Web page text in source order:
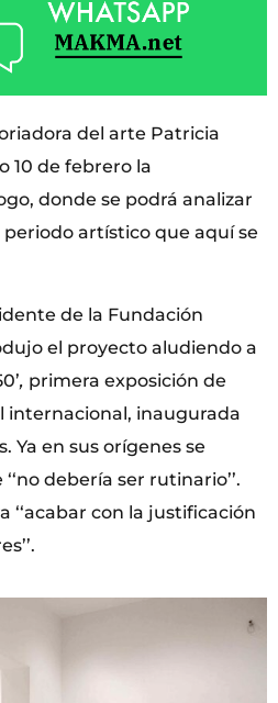
del arte Patricia
10 de febrero la
donde se podrá analizar
artístico que aquí se
de la Fundación
el proyecto aludiendo a
, primera exposición de
internacional, inaugurada
Ya en sus orígenes se
debería ser rutinario’’.
‘‘acabar con la justificación